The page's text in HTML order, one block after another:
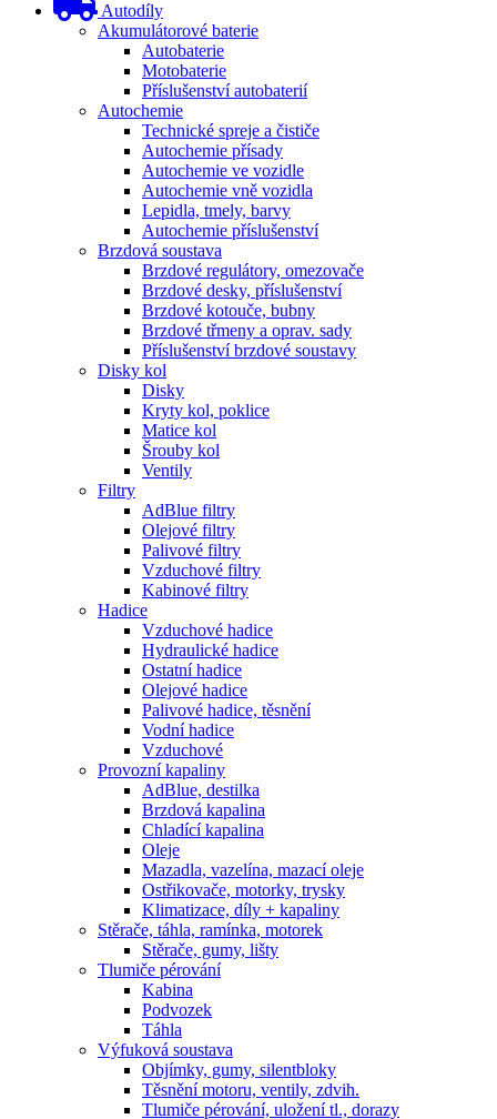
Autodíly
Akumulátorové baterie
Autobaterie
Motobaterie
Příslušenství autobaterií
Autochemie
Technické spreje a čističe
Autochemie přísady
Autochemie ve vozidle
Autochemie vně vozidla
Lepidla, tmely, barvy
Autochemie příslušenství
Brzdová soustava
Brzdové regulátory, omezovače
Brzdové desky, příslušenství
Brzdové kotouče, bubny
Brzdové třmeny a oprav. sady
Příslušenství brzdové soustavy
Disky kol
Disky
Kryty kol, poklice
Matice kol
Šrouby kol
Ventily
Filtry
AdBlue filtry
Olejové filtry
Palivové filtry
Vzduchové filtry
Kabinové filtry
Hadice
Vzduchové hadice
Hydraulické hadice
Ostatní hadice
Olejové hadice
Palivové hadice, těsnění
Vodní hadice
Vzduchové
Provozní kapaliny
AdBlue, destilka
Brzdová kapalina
Chladící kapalina
Oleje
Mazadla, vazelína, mazací oleje
Ostřikovače, motorky, trysky
Klimatizace, díly + kapaliny
Stěrače, táhla, ramínka, motorek
Stěrače, gumy, lišty
Tlumiče pérování
Kabina
Podvozek
Táhla
Výfuková soustava
Objímky, gumy, silentbloky
Těsnění motoru, ventily, zdvih.
Tlumiče pérování, uložení tl., dorazy